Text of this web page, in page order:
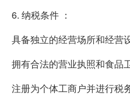
6. 纳税条件 ：
具备独立的经营场所和经营设
拥有合法的营业执照和食品
注册为个体工商户并进行税